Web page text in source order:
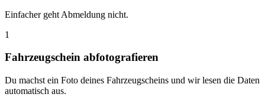
Einfacher geht Abmeldung nicht.
1
Fahrzeugschein abfotografieren
Du machst ein Foto deines Fahrzeugscheins und wir lesen die Daten
automatisch aus.